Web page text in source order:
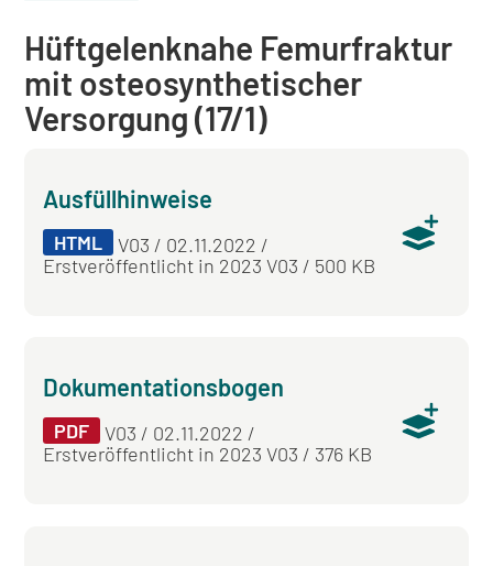
Hüftgelenknahe Femurfraktur
mit osteosynthetischer
Versorgung (17/1)
Ausfüllhinweise
HTML
V03 / 02.11.2022 /
Erstveröffentlicht in 2023 V03 / 500 KB
Dokumentationsbogen
PDF
V03 / 02.11.2022 /
Erstveröffentlicht in 2023 V03 / 376 KB